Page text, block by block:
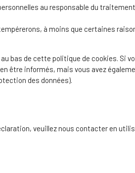
au responsable du
à moins que certaines
bas de cette politique de cookies. Si
être informés, mais vous avez
des données).
veuillez nous contacter en